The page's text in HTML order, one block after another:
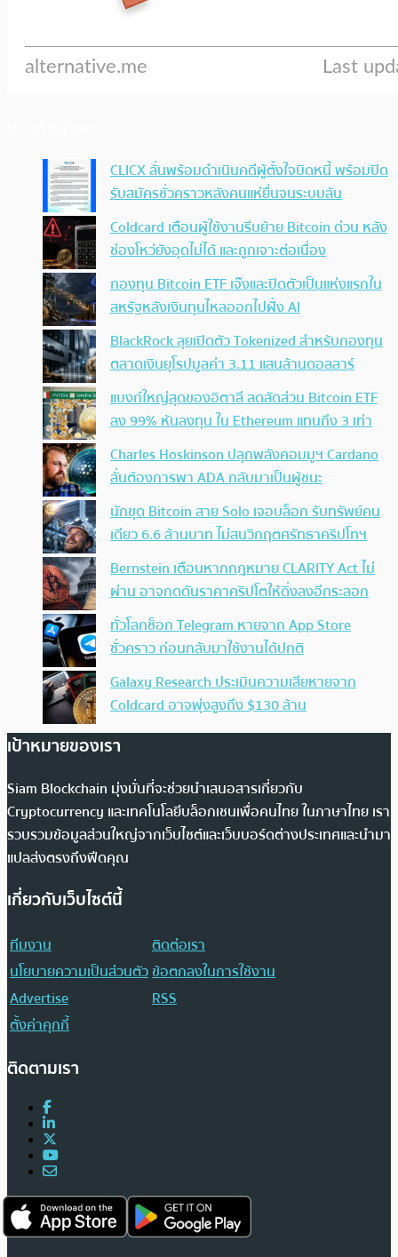
CLICX ลั่นพร้อมดำเนินคดีผู้ตั้งใจบิดหนี้ พร้อมปิด
รับสมัครชั่วคราวหลังคนแห่ยื่นจนระบบล้น
Coldcard เตือนผู้ใช้งานรีบย้าย Bitcoin ด่วน หลัง
ช่องโหว่ยังอุดไม่ได้ และถูกเจาะต่อเนื่อง
กองทุน Bitcoin ETF เจ๊งและปิดตัวเป็นแห่งแรกใน
สหรัฐหลังเงินทุนไหลออกไปฝั่ง AI
BlackRock ลุยเปิดตัว Tokenized สำหรับกองทุน
ตลาดเงินยุโรปมูลค่า 3.11 แสนล้านดอลลาร์
แบงก์ใหญ่สุดของอิตาลี ลดสัดส่วน Bitcoin ETF
ลง 99% หันลงทุน ใน Ethereum แทนถึง 3 เท่า
Charles Hoskinson ปลุกพลังคอมมูฯ Cardano
ลั่นต้องการพา ADA กลับมาเป็นผู้ชนะ
นักขุด Bitcoin สาย Solo เจอบล็อก รับทรัพย์คน
เดียว 6.6 ล้านบาท ไม่สนวิกฤตศรัทธาคริปโทฯ
Bernstein เตือนหากกฎหมาย CLARITY Act ไม่
ผ่าน อาจกดดันราคาคริปโตให้ดิ่งลงอีกระลอก
ทั่วโลกช็อก Telegram หายจาก App Store
ชั่วคราว ก่อนกลับมาใช้งานได้ปกติ
Galaxy Research ประเมินความเสียหายจาก
Coldcard อาจพุ่งสูงถึง $130 ล้าน
เป้าหมายของเรา
Siam Blockchain มุ่งมั่นที่จะช่วยนำเสนอสารเกี่ยวกับ
Cryptocurrency และเทคโนโลยีบล็อกเชนเพื่อคนไทย ในภาษาไทย เรา
รวบรวมข้อมูลส่วนใหญ่จากเว็บไซต์และเว็บบอร์ดต่างประเทศและนำมา
แปลส่งตรงถึงฟีดคุณ
เกี่ยวกับเว็บไซต์นี้
ทีมงาน
ติดต่อเรา
นโยบายความเป็นส่วนตัวข้อตกลงในการใช้งาน
Advertise
RSS
ตั้งค่าคุกกี้
ติดตามเรา